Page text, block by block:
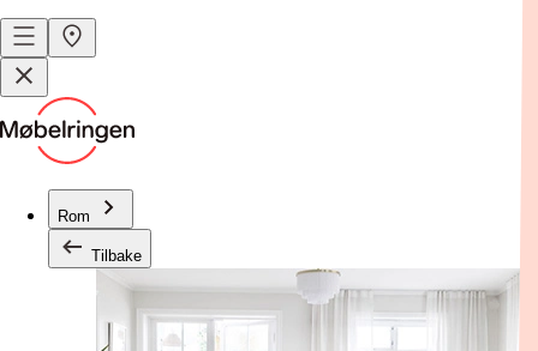
Rom
Tilbake